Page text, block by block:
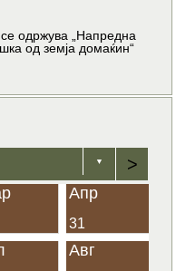
одржува „Напредна
од земја домаќин“
▼ >
Апр
31
Авг